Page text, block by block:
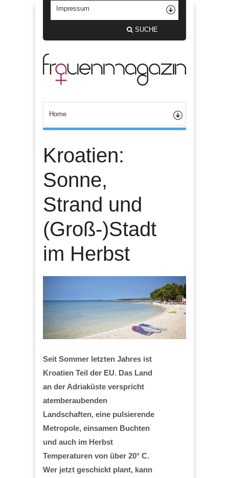
SUCHE
Kroatien:
Sonne,
Strand und
(Groß-)Stadt
im Herbst
Seit Sommer letzten Jahres ist
Kroatien Teil der EU. Das Land
an der Adriaküste verspricht
atemberaubenden
Landschaften, eine pulsierende
Metropole, einsamen Buchten
und auch im Herbst
Temperaturen von über 20° C.
Wer jetzt geschickt plant, kann